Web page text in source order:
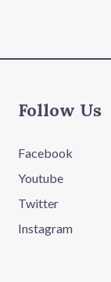
Follow Us
Facebook
Youtube
Twitter
Instagram